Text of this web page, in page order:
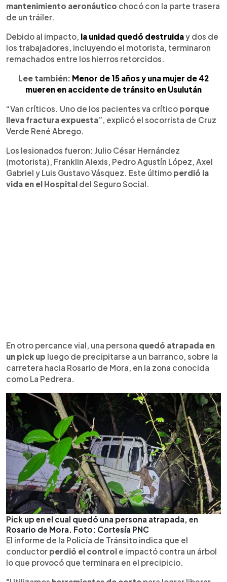
mantenimiento aeronáutico chocó con la parte trasera
de un tráiler.
Debido al impacto, la unidad quedó destruiday dos de
los trabajadores, incluyendo el motorista, terminaron
remachados entre los hierros retorcidos.
Lee también: Menor de 15 años y una mujer de 42
mueren en accidente de tránsito en Usulután
“Van críticos. Uno de los pacientes va crítico porque
lleva fractura expuesta”, explicó el socorrista de Cruz
Verde René Abrego.
Los lesionados fueron: Julio César Hernández
(motorista), Franklin Alexis, Pedro Agustín López, Axel
Gabriel y Luis Gustavo Vásquez. Este último perdió la
vida en el Hospital del Seguro Social.
En otro percance vial, una persona quedó atrapada en
un pick up luego de precipitarse a un barranco, sobre la
carretera hacia Rosario de Mora, en la zona conocida
como La Pedrera.
Pick up en el cual quedó una persona atrapada, en
Rosario de Mora. Foto: Cortesía PNC
El informe de la Policía de Tránsito indica que el
conductor perdió el control e impactó contra un árbol
lo que provocó que terminara en el precipicio.